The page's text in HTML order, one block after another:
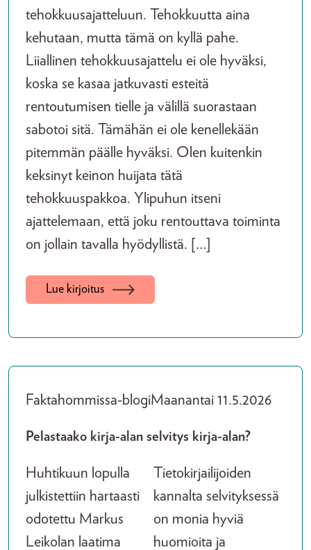
tehokkuusajatteluun. Tehokkuutta aina
kehutaan, mutta tämä on kyllä pahe.
Liiallinen tehokkuusajattelu ei ole hyväksi,
koska se kasaa jatkuvasti esteitä
rentoutumisen tielle ja välillä suorastaan
sabotoi sitä. Tämähän ei ole kenellekään
pitemmän päälle hyväksi. Olen kuitenkin
keksinyt keinon huijata tätä
tehokkuuspakkoa. Ylipuhun itseni
ajattelemaan, että joku rentouttava toiminta
on jollain tavalla hyödyllistä. […]
Lue kirjoitus
Faktahommissa-blogiMaanantai 11.5.2026
Pelastaako kirja-alan selvitys kirja-alan?
Huhtikuun lopulla
julkistettiin hartaasti
odotettu Markus
Leikolan laatima
Tietokirjailijoiden
kannalta selvityksessä
on monia hyviä
huomioita ja